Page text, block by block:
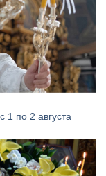
1 по 2 августа